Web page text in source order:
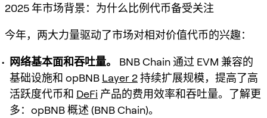
2025 年市场背景：为什么比例代币备受关注
今年，两大力量驱动了市场对相对价值代币的兴趣：
网络基本面和吞吐量。
BNB Chain 通过 EVM 兼容的
基础设施和 opBNB Layer 2持续扩展规模，提高了高
活跃度代币和 DeFi 产品的费用效率和吞吐量。了解更
多：opBNB 概述 (BNB Chain)。